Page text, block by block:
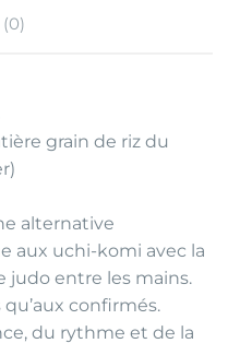
grain de riz du
alternative
aux uchi-komi avec la
judo entre les mains.
confirmés.
du rythme et de la